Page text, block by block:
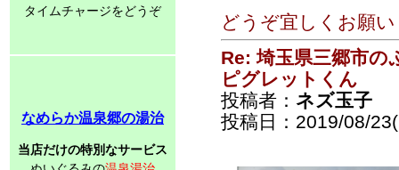
タイムチャージをどうぞ
なめらか温泉郷の湯治
当店だけの特別なサービス
どうぞ宜しくお願
Re: 埼玉県三郷市の
ピグレットくん
投稿者： ネズ玉子
投稿日：2019/08/